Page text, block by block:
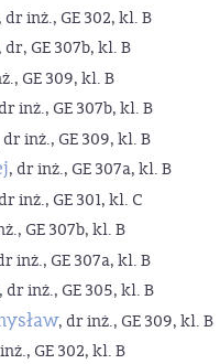
, dr inż., GE 302, kl. B
, dr, GE 307b, kl. B
GE 309, kl. B
inż., GE 307b, kl. B
dr inż., GE 309, kl. B
, dr inż., GE 307a, kl. B
inż., GE 301, kl. C
GE 307b, kl. B
inż., GE 307a, kl. B
dr inż., GE 305, kl. B
, dr inż., GE 309, kl. B
GE 302, kl. B